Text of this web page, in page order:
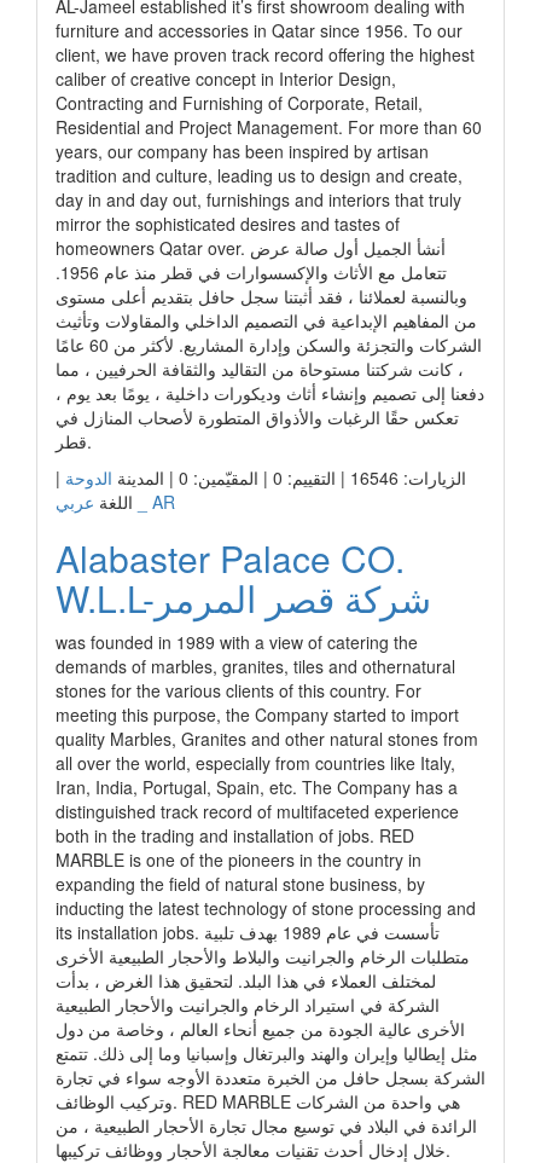
AL-Jameel established it’s first showroom dealing with
furniture and accessories in Qatar since 1956. To our
client, we have proven track record offering the highest
caliber of creative concept in Interior Design,
Contracting and Furnishing of Corporate, Retail,
Residential and Project Management. For more than 60
years, our company has been inspired by artisan
tradition and culture, leading us to design and create,
day in and day out, furnishings and interiors that truly
mirror the sophisticated desires and tastes of
homeowners Qatar over. أنشأ الجميل أول صالة عرض
تتعامل مع الأثاث والإكسسوارات في قطر منذ عام 1956.
وبالنسبة لعملائنا ، فقد أثبتنا سجل حافل بتقديم أعلى مستوى
من المفاهيم الإبداعية في التصميم الداخلي والمقاولات وتأثيث
الشركات والتجزئة والسكن وإدارة المشاريع. لأكثر من 60 عامًا
، كانت شركتنا مستوحاة من التقاليد والثقافة الحرفيين ، مما
دفعنا إلى تصميم وإنشاء أثاث وديكورات داخلية ، يومًا بعد يوم ،
تعكس حقًا الرغبات والأذواق المتطورة لأصحاب المنازل في
قطر.
الزيارات: 16546 | التقييم: 0 | المقيّمين: 0 | المدينة
الدوحة |
اللغة عربي _ AR
Alabaster Palace CO.
W.L.L-شركة قصر المرمر
was founded in 1989 with a view of catering the
demands of marbles, granites, tiles and othernatural
stones for the various clients of this country. For
meeting this purpose, the Company started to import
quality Marbles, Granites and other natural stones from
all over the world, especially from countries like Italy,
Iran, India, Portugal, Spain, etc. The Company has a
distinguished track record of multifaceted experience
both in the trading and installation of jobs. RED
MARBLE is one of the pioneers in the country in
expanding the field of natural stone business, by
inducting the latest technology of stone processing and
its installation jobs. تأسست في عام 1989 بهدف تلبية
متطلبات الرخام والجرانيت والبلاط والأحجار الطبيعية الأخرى
لمختلف العملاء في هذا البلد. لتحقيق هذا الغرض ، بدأت
الشركة في استيراد الرخام والجرانيت والأحجار الطبيعية
الأخرى عالية الجودة من جميع أنحاء العالم ، وخاصة من دول
مثل إيطاليا وإيران والهند والبرتغال وإسبانيا وما إلى ذلك. تتمتع
الشركة بسجل حافل من الخبرة متعددة الأوجه سواء في تجارة
وتركيب الوظائف. RED MARBLE هي واحدة من الشركات
الرائدة في البلاد في توسيع مجال تجارة الأحجار الطبيعية ، من
خلال إدخال أحدث تقنيات معالجة الأحجار ووظائف تركيبها.